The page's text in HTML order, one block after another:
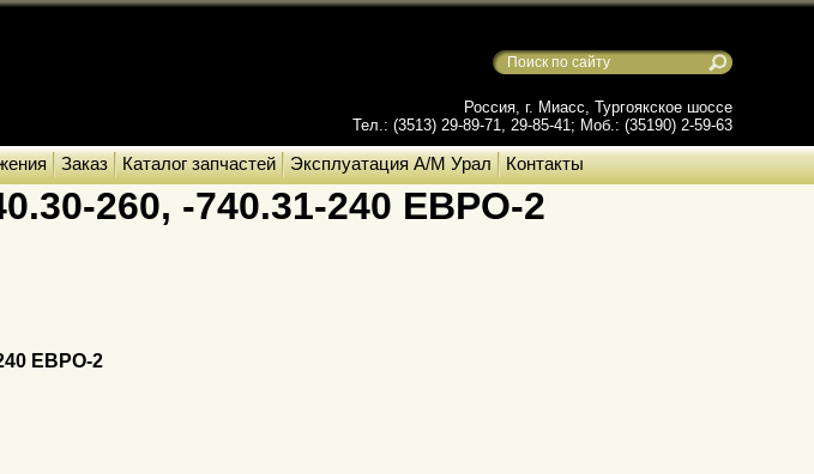
Россия, г. Миасс, Тургоякское шоссе
Тел.: (3513) 29-89-71, 29-85-41; Моб.: (35190) 2-59-63
Заказ Каталог запчастей Эксплуатация А/М Урал Контакты
260, -740.31-240 ЕВРО-2
ЕВРО-2